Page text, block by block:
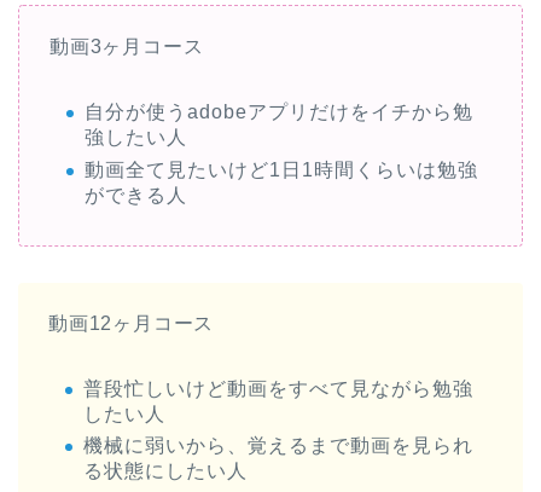
動画3ヶ月コース
自分が使うadobeアプリだけをイチから勉
強したい人
動画全て見たいけど1日1時間くらいは勉強
ができる人
動画12ヶ月コース
普段忙しいけど動画をすべて見ながら勉強
したい人
機械に弱いから、覚えるまで動画を見られ
る状態にしたい人